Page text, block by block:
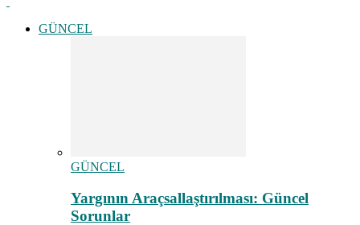
GÜNCEL
GÜNCEL
Yargının Araçsallaştırılması: Güncel
Sorunlar